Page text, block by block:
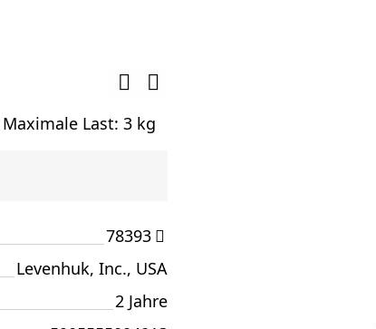
Last: 3 kg
78393
Levenhuk, Inc., USA
2 Jahre